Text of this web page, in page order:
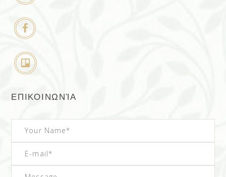
ΕΠΙΚΟΙΝΩΝΊΑ